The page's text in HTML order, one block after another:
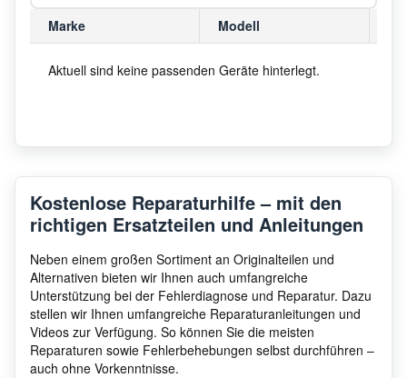
Marke Modell
Aktuell sind keine passenden Geräte hinterlegt.
Kostenlose Reparaturhilfe – mit den
richtigen Ersatzteilen und Anleitungen
Neben einem großen Sortiment an Originalteilen und
Alternativen bieten wir Ihnen auch umfangreiche
Unterstützung bei der Fehlerdiagnose und Reparatur. Dazu
stellen wir Ihnen umfangreiche Reparaturanleitungen und
Videos zur Verfügung. So können Sie die meisten
Reparaturen sowie Fehlerbehebungen selbst durchführen –
auch ohne Vorkenntnisse.